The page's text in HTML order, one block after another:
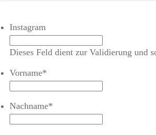
Instagram
Dieses Feld dient zur Validierung und
Vorname*
Nachname*